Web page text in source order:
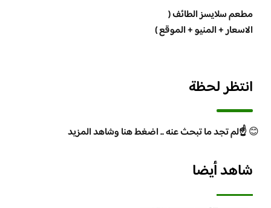
مطعم سلايسز الطائف (
الاسعار + المنيو + الموقع )
انتظر لحظة
😊☝️لم تجد ما تبحث عنه .. اضغط هنا وشاهد المزيد
شاهد أيضا